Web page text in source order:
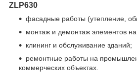
ZLP630
фасадные работы (утепление,
монтаж и демонтаж элементов
клининг и обслуживание зданий;
ремонтные работы на
коммерческих объектах.